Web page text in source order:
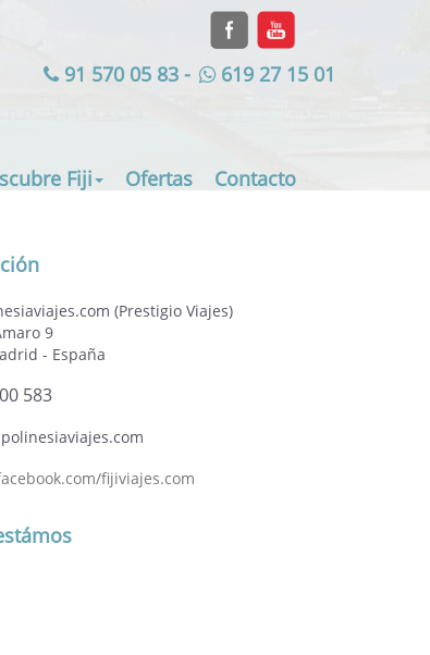
91 570 05 83- 619 27 15 01
Fiji Ofertas Contacto
(Prestigio Viajes)
9
- España
583
fijiviajes.com